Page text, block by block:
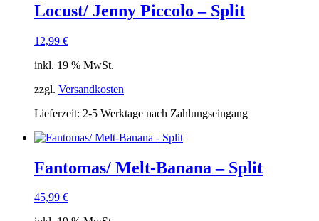
Locust/ Jenny Piccolo – Split
12,99 €
inkl. 19 % MwSt.
zzgl. Versandkosten
Lieferzeit: 2-5 Werktage nach Zahlungseingang
Fantomas/ Melt-Banana – Split
45,99 €